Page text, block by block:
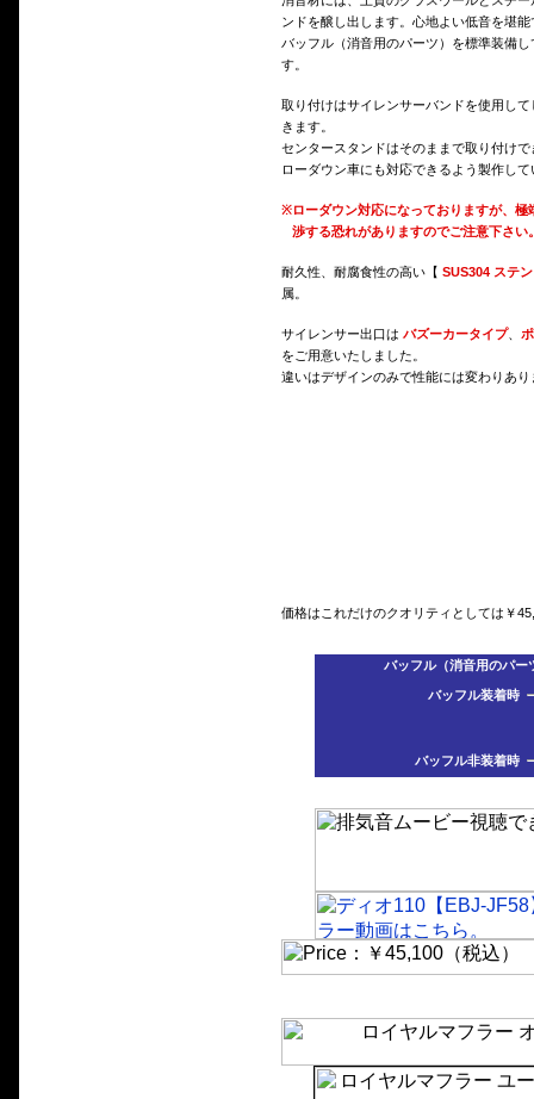
ンドを醸し出します。心地よい低音を堪能
バッフル（消音用のパーツ）を標準装備
す。
取り付けはサイレンサーバンドを使用し
きます。
センタースタンドはそのままで取り付け
ローダウン車にも対応できるよう製作して
※ローダウン対応になっておりますが、
渉する恐れがありますのでご注意下さい
耐久性、耐腐食性の高い【 SUS304 ステ
属。
サイレンサー出口は バズーカータイプ、
をご用意いたしました。
違いはデザインのみで性能には変わりあ
価格はこれだけのクオリティとしては￥
バッフル（消音用のパ
バッフル装着時
バッフル非装着時